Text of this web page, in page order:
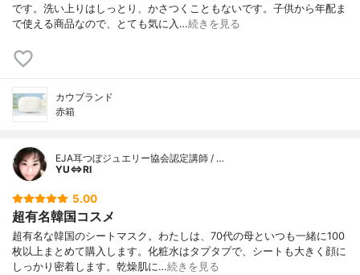
です。洗い上りはしっとり、かさつくこともないです。子供から年配ま
で使える商品なので、とても気に入…続きを見る
カウブランド
赤箱
EJA耳つぼジュエリー協会認定講師 / …
YU⇔RI
5.00
超有名韓国コスメ
超有名な韓国のシートマスク。わたしは、70代の母といつも一緒に100
枚以上まとめて購入します。化粧水はタプタプで、シートも大きく顔に
しっかり密着します。乾燥肌に…続きを見る